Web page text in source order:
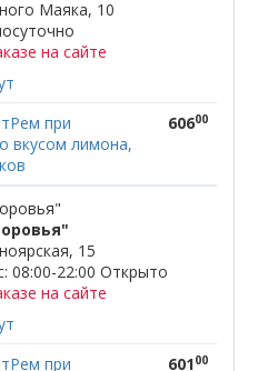
Маяка, 10
на сайте
при
вкусом лимона,
60600
15
08:00-22:00 Открыто
на сайте
при
60100